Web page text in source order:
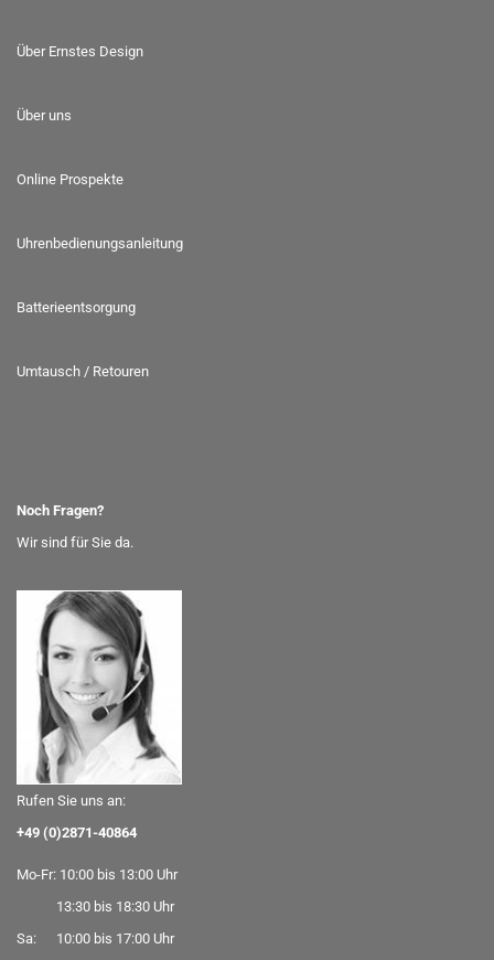
Über Ernstes Design
Über uns
Online Prospekte
Uhrenbedienungsanleitung
Batterieentsorgung
Umtausch / Retouren
Noch Fragen?
Wir sind für Sie da.
Rufen Sie uns an:
+49 (0)2871-40864
Mo-Fr: 10:00 bis 13:00 Uhr
13:30 bis 18:30 Uhr
Sa: 10:00 bis 17:00 Uhr